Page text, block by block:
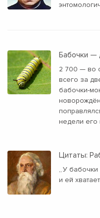
Бабочки —
2 700 — во
всего за
бабочки-
недели его
Цитаты:
„У бабочки
и ей